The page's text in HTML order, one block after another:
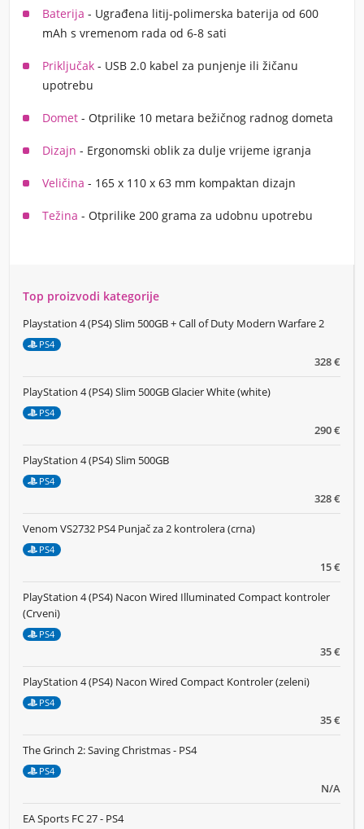
Baterija - Ugrađena litij-polimerska baterija od 600
mAh s vremenom rada od 6-8 sati
Priključak - USB 2.0 kabel za punjenje ili žičanu
upotrebu
Domet - Otprilike 10 metara bežičnog radnog dometa
Dizajn - Ergonomski oblik za dulje vrijeme igranja
Veličina - 165 x 110 x 63 mm kompaktan dizajn
Težina - Otprilike 200 grama za udobnu upotrebu
Top proizvodi kategorije
328 €
Playstation 4 (PS4) Slim 500GB + Call of Duty Modern Warfare 2
PS4
290 €
PlayStation 4 (PS4) Slim 500GB Glacier White (white)
PS4
328 €
PlayStation 4 (PS4) Slim 500GB
PS4
15 €
Venom VS2732 PS4 Punjač za 2 kontrolera (crna)
PS4
35 €
PlayStation 4 (PS4) Nacon Wired Illuminated Compact kontroler
(Crveni)
PS4
35 €
PlayStation 4 (PS4) Nacon Wired Compact Kontroler (zeleni)
PS4
N/A
The Grinch 2: Saving Christmas - PS4
PS4
EA Sports FC 27 - PS4